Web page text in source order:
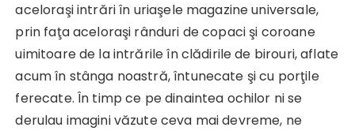
aceloraşi intrări în uriaşele magazine universale,
prin faţa aceloraşi rânduri de copaci şi coroane
uimitoare de la intrările în clădirile de birouri, aflate
acum în stânga noastră, întunecate şi cu porţile
ferecate. În timp ce pe dinaintea ochilor ni se
derulau imagini văzute ceva mai devreme, ne